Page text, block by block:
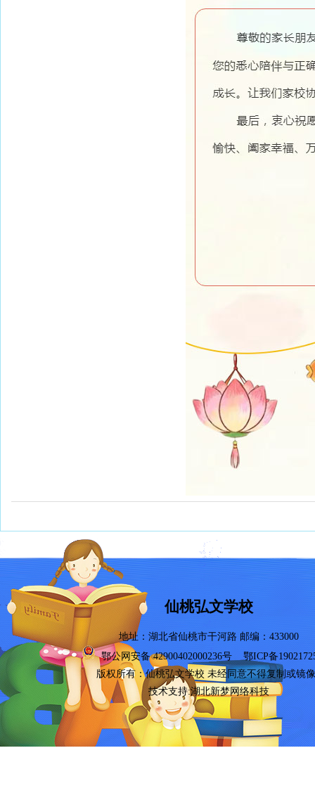
仙桃弘文学校
地址：湖北省仙桃市干河路 邮编：433000
鄂公网安备 42900402000236号 鄂ICP备
版权所有：仙桃弘文学校 未经同意不得复制或镜
技术支持:湖北新梦网络科技